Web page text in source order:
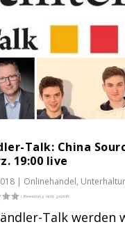
Talk: China
19:00 live
| Onlinehandel,
Talk werden